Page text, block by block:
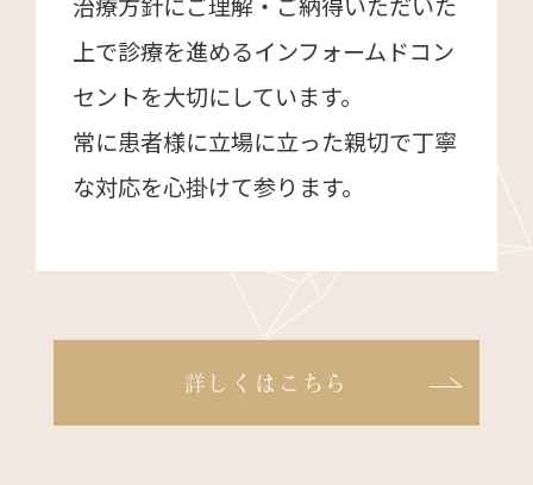
上で診療を進めるインフォームドコン
セントを大切にしています。
常に患者様に立場に立った親切で丁寧
な対応を心掛けて参ります。
詳しくはこちら